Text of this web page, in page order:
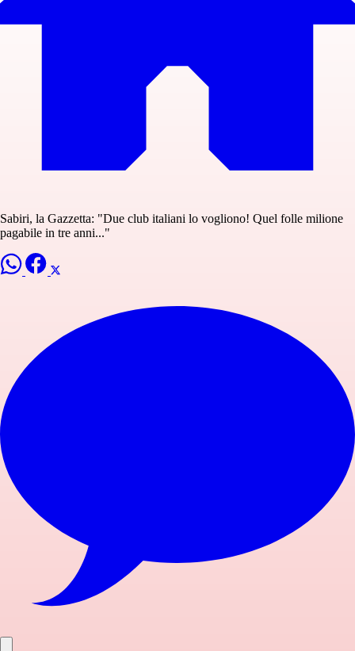
Sabiri, la Gazzetta: "Due club italiani lo vogliono! Quel folle milione
pagabile in tre anni..."